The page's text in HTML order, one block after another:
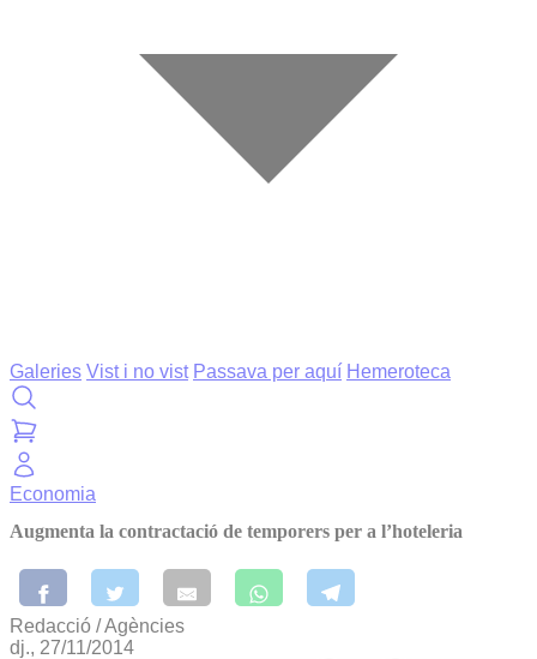
Galeries Vist i no vist Passava per aquí Hemeroteca
Economia
Augmenta la contractació de temporers per a l’hoteleria
Redacció / Agències
dj., 27/11/2014